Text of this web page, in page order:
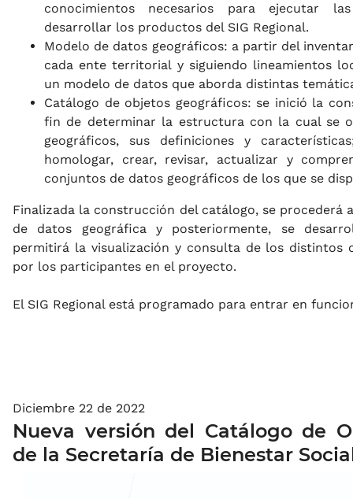
conocimientos necesarios para ejecutar
desarrollar los productos del SIG Regional.
Modelo de datos geográficos: a partir del
cada ente territorial y siguiendo lineamientos
un modelo de datos que aborda distintas
Catálogo de objetos geográficos: se inició la
fin de determinar la estructura con la cual se
geográficos, sus definiciones y
homologar, crear, revisar, actualizar y
conjuntos de datos geográficos de los que se
Finalizada la construcción del catálogo, se procederá
de datos geográfica y posteriormente, se
permitirá la visualización y consulta de los distintos
por los participantes en el proyecto.
El SIG Regional está programado para entrar en
Diciembre 22 de 2022
Nueva versión del Catálogo de
de la Secretaría de Bienestar